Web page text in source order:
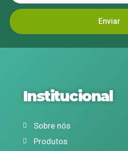
Enviar
Institucional
Sobre nós
Produtos